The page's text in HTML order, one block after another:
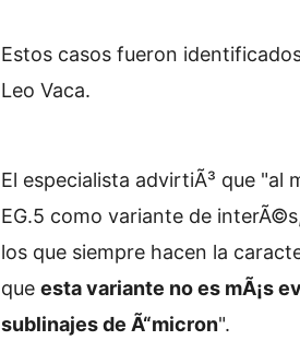
Estos casos fueron
Leo Vaca.
El especialista advirtiÃ³ que "al
EG.5 como variante de
los que siempre hacen la
que esta variante no es mÃ¡s
sublinajes de Ã“micron".